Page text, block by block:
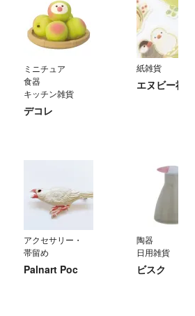
ミニチュア
食器
キッチン雑貨
デコレ
紙雑貨
エヌビー社
アクセサリー・
帯留め
Palnart Poc
陶器
日用雑貨
ビスク